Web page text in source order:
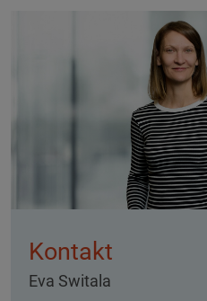
Kontakt
Eva Switala